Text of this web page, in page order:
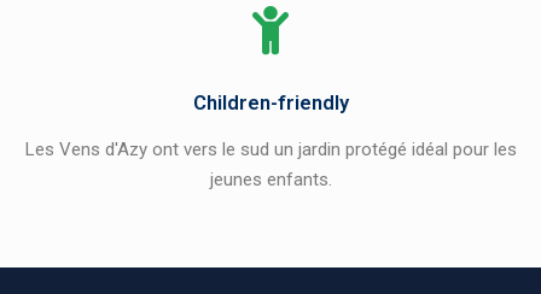
Children-friendly
Les Vens d'Azy ont vers le sud un jardin protégé idéal pour les
jeunes enfants.